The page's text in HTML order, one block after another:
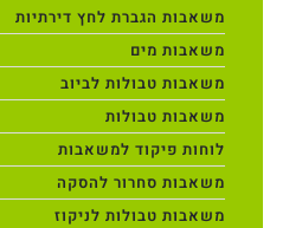
משאבות הגברת לחץ דירתיות
משאבות מים
משאבות טבולות לביוב
משאבות טבולות
לוחות פיקוד למשאבות
משאבות סחרור להסקה
משאבות טבולות לניקוז